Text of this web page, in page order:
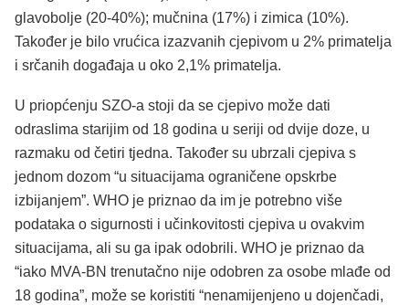
glavobolje (20-40%); mučnina (17%) i zimica (10%).
Također je bilo vrućica izazvanih cjepivom u 2% primatelja
i srčanih događaja u oko 2,1% primatelja.
U priopćenju SZO-a stoji da se cjepivo može dati
odraslima starijim od 18 godina u seriji od dvije doze, u
razmaku od četiri tjedna. Također su ubrzali cjepiva s
jednom dozom “u situacijama ograničene opskrbe
izbijanjem”. WHO je priznao da im je potrebno više
podataka o sigurnosti i učinkovitosti cjepiva u ovakvim
situacijama, ali su ga ipak odobrili. WHO je priznao da
“iako MVA-BN trenutačno nije odobren za osobe mlađe od
18 godina”, može se koristiti “nenamijenjeno u dojenčadi,